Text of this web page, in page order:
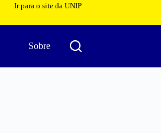
Ir para o site da UNIP
Sobre